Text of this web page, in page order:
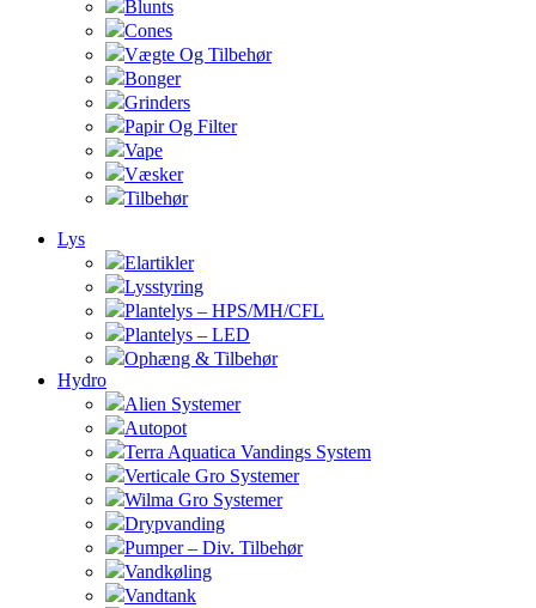
Blunts
Cones
Vægte Og Tilbehør
Bonger
Grinders
Papir Og Filter
Vape
Væsker
Tilbehør
Lys
Elartikler
Lysstyring
Plantelys – HPS/MH/CFL
Plantelys – LED
Ophæng & Tilbehør
Hydro
Alien Systemer
Autopot
Terra Aquatica Vandings System
Verticale Gro Systemer
Wilma Gro Systemer
Drypvanding
Pumper – Div. Tilbehør
Vandkøling
Vandtank